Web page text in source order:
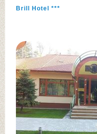
Brill Hotel ***